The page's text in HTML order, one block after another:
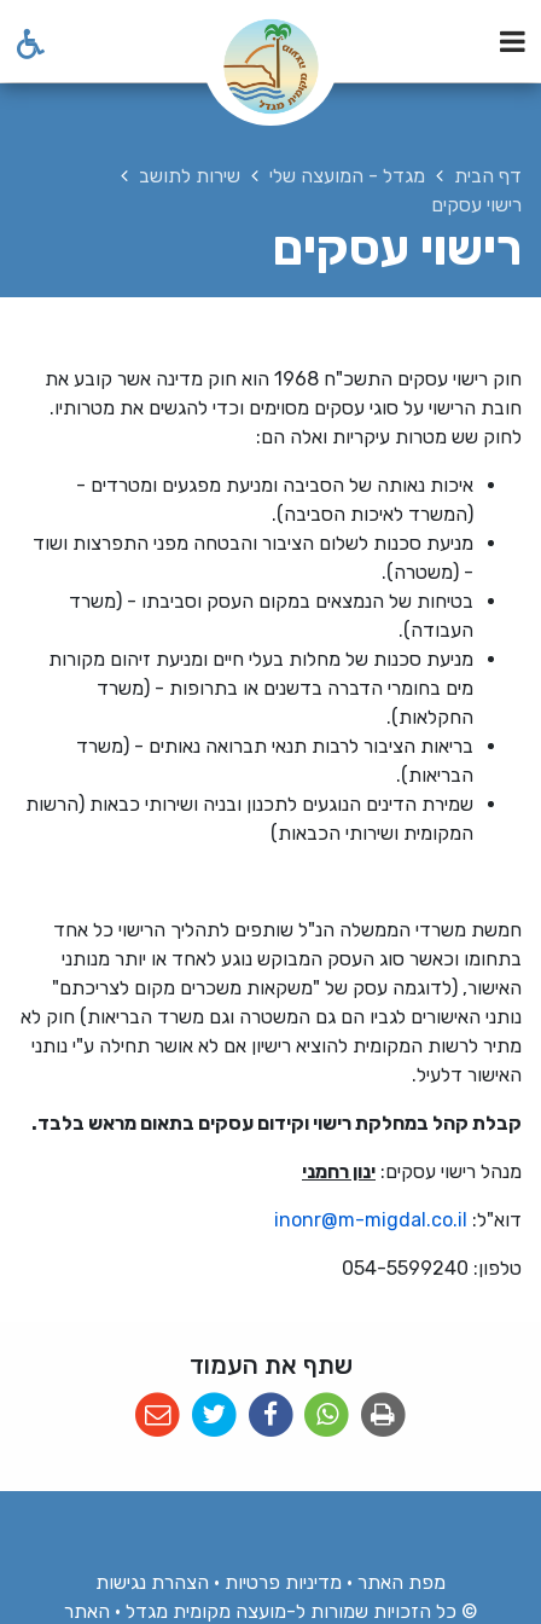
דף הבית מגדל - המועצה שלי
שירות לתושב
רישוי עסקים
רישוי עסקים
חוק רישוי עסקים התשכ"ח 1968 הוא חוק מדינה אשר קובע את
חובת הרישוי על סוגי עסקים מסוימים וכדי להגשים את מטרותיו.
לחוק שש מטרות עיקריות ואלה הם:
איכות נאותה של הסביבה ומניעת מפגעים ומטרדים -
(המשרד לאיכות הסביבה).
מניעת סכנות לשלום הציבור והבטחה מפני התפרצות ושוד
- (משטרה).
בטיחות של הנמצאים במקום העסק וסביבתו - (משרד
העבודה).
מניעת סכנות של מחלות בעלי חיים ומניעת זיהום מקורות
מים בחומרי הדברה בדשנים או בתרופות - (משרד
החקלאות).
בריאות הציבור לרבות תנאי תברואה נאותים - (משרד
הבריאות).
שמירת הדינים הנוגעים לתכנון ובניה ושירותי כבאות (הרשות
המקומית ושירותי הכבאות)
חמשת משרדי הממשלה הנ"ל שותפים לתהליך הרישוי כל אחד
בתחומו וכאשר סוג העסק המבוקש נוגע לאחד או יותר מנותני
האישור, (לדוגמה עסק של "משקאות משכרים מקום לצריכתם"
נותני האישורים לגביו הם גם המשטרה וגם משרד הבריאות) חוק לא
מתיר לרשות המקומית להוציא רישיון אם לא אושר תחילה ע"י נותני
האישור דלעיל.
קבלת קהל במחלקת רישוי וקידום עסקים בתאום מראש בלבד.
מנהל רישוי עסקים: ינון רחמני
דוא"ל: inonr@m-migdal.co.il
טלפון: 054-5599240
שתף את העמוד
מפת האתר • מדיניות פרטיות • הצהרת נגישות
© כל הזכויות שמורות ל-מועצה מקומית מגדל • האתר